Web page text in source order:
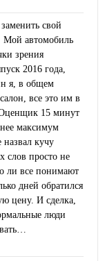
свой
Мой автомобиль
зрения
2016 года,
я, в общем
все это им в
Оценщик 15 минут
максимум
кучу
слов просто не
ли все понимают
дней обратился
цену. И сделка,
люди